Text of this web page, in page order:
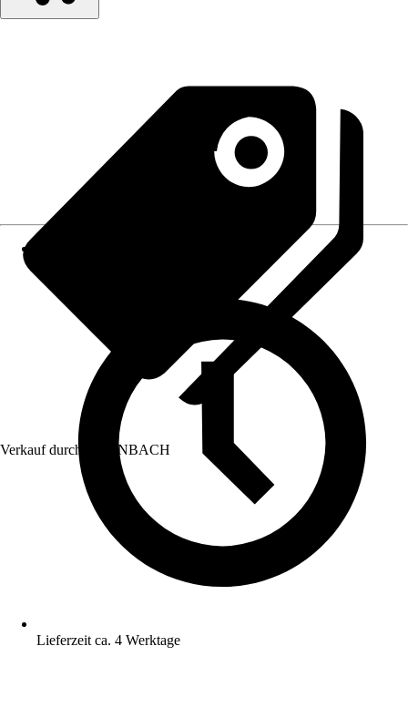
Verkauf durch: HORNBACH
Lieferzeit ca. 4 Werktage